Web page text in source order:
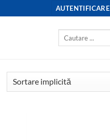
AUTENTIFICARE